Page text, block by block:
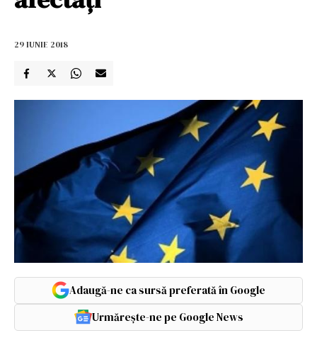
29 IUNIE 2018
Adaugă-ne ca sursă preferată în Google
Urmărește-ne pe Google News